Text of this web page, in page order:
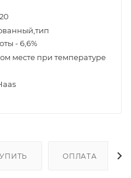
20
- 6,6%
месте при температуре
ОПЛАТА